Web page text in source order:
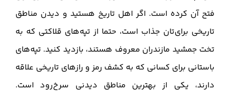
فتح آن کرده است. اگر اهل تاریخ هستید و دیدن مناطق
تاریخی برای‌تان جذاب است، حتما از تپه‌های قلاکتی که به
تخت جمشید مازندران معروف هستند، بازدید کنید. تپه‌های
باستانی برای کسانی که به کشف رمز و رازهای تاریخی علاقه
دارند، یکی از بهترین مناطق دیدنی سرخ‌رود است.